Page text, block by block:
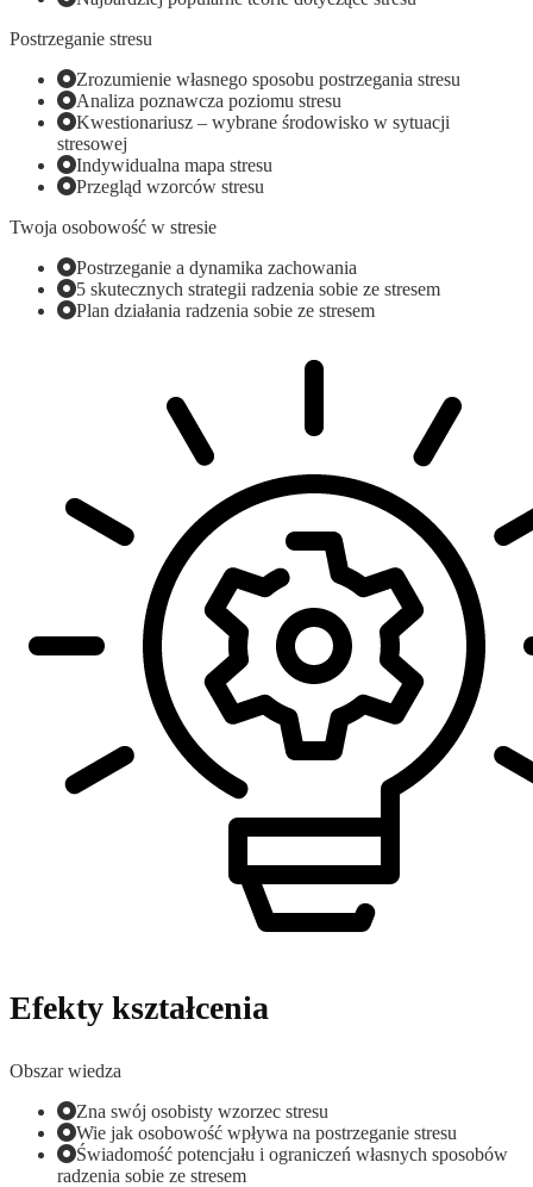
Postrzeganie stresu
Zrozumienie własnego sposobu postrzegania stresu
Analiza poznawcza poziomu stresu
Kwestionariusz – wybrane środowisko w sytuacji
stresowej
Indywidualna mapa stresu
Przegląd wzorców stresu
Twoja osobowość w stresie
Postrzeganie a dynamika zachowania
5 skutecznych strategii radzenia sobie ze stresem
Plan działania radzenia sobie ze stresem
Efekty kształcenia
Obszar wiedza
Zna swój osobisty wzorzec stresu
Wie jak osobowość wpływa na postrzeganie stresu
Świadomość potencjału i ograniczeń własnych sposobów
radzenia sobie ze stresem